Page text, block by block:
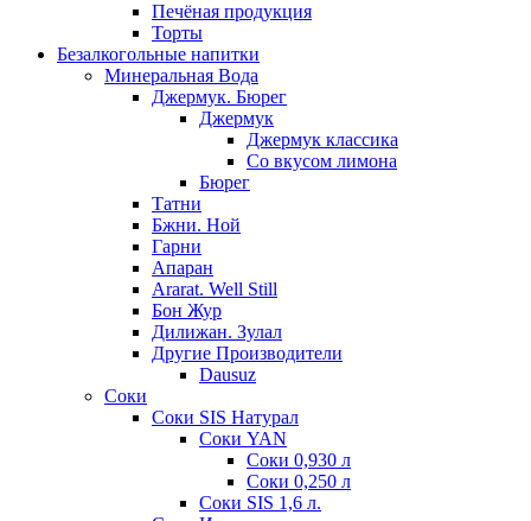
Печёная продукция
Торты
Безалкогольные напитки
Минеральная Вода
Джермук. Бюрег
Джермук
Джермук классика
Со вкусом лимона
Бюрег
Татни
Бжни. Ной
Гарни
Апаран
Ararat. Well Still
Бон Жур
Дилижан. Зулал
Другие Производители
Dausuz
Соки
Соки SIS Натурал
Соки YAN
Соки 0,930 л
Соки 0,250 л
Соки SIS 1,6 л.